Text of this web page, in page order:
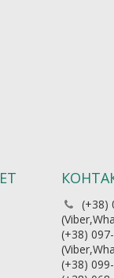
(+38)
(+38)
(+38)